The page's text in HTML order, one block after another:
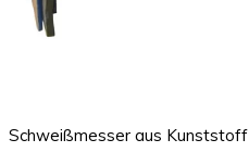
Schweißmesser aus Kunststoff